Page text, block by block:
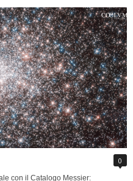
0
con il Catalogo Messier: